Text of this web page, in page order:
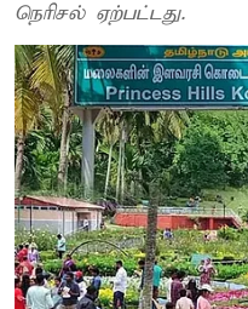
நெரிசல் ஏற்பட்டது.